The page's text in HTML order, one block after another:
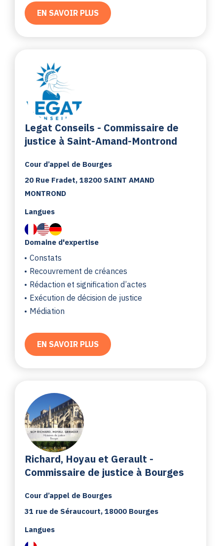
EN SAVOIR PLUS
Legat Conseils - Commissaire de
justice à Saint-Amand-Montrond
Cour d’appel de Bourges
20 Rue Fradet, 18200 SAINT AMAND
MONTROND
Domaine d'expertise
Constats
Recouvrement de créances
Rédaction et signification d’actes
Exécution de décision de justice
Médiation
Langues
EN SAVOIR PLUS
Richard, Hoyau et Gerault -
Commissaire de justice à Bourges
Cour d’appel de Bourges
31 rue de Séraucourt, 18000 Bourges
Langues